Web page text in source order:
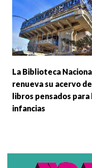
La Biblioteca
renueva su acervo de
libros pensados para
infancias